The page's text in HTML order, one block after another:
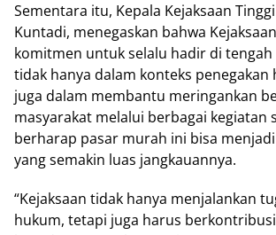
Sementara itu, Kepala Kejaksaan
Kuntadi, menegaskan bahwa
komitmen untuk selalu hadir di tengah
tidak hanya dalam konteks penegakan
juga dalam membantu meringankan
masyarakat melalui berbagai kegiatan
berharap pasar murah ini bisa
yang semakin luas jangkauannya.
“Kejaksaan tidak hanya menjalankan
hukum, tetapi juga harus